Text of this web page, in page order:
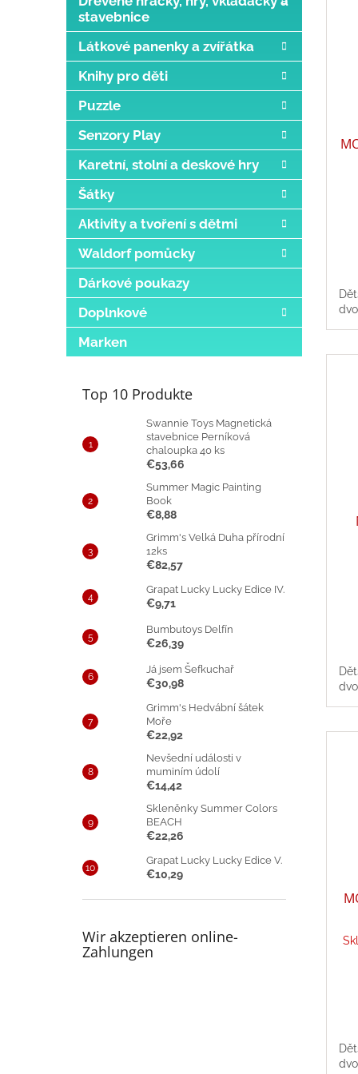
stavebnice
Látkové panenky a zvířátka
Knihy pro děti
Puzzle
Senzory Play
Karetní, stolní a deskové hry
Šátky
Aktivity a tvoření s dětmi
Waldorf pomůcky
Dárkové poukazy
Doplnkové
Marken
Top 10 Produkte
Swannie Toys Magnetická
stavebnice Perníková
chaloupka 40 ks
€53,66
Summer Magic Painting
Book
€8,88
Grimm's Velká Duha přírodní
12ks
€82,57
Grapat Lucky Lucky Edice IV.
€9,71
Bumbutoys Delfín
€26,39
Já jsem Šefkuchař
€30,98
Grimm's Hedvábní šátek
Moře
€22,92
Nevšední události v
muminím údolí
€14,42
Skleněnky Summer Colors
BEACH
€22,26
Grapat Lucky Lucky Edice V.
€10,29
Wir akzeptieren online-
Zahlungen